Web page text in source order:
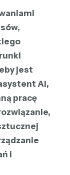
jest
AI,
pracę
i